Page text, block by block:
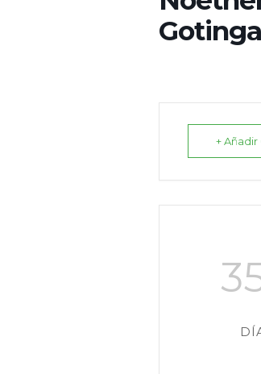
+